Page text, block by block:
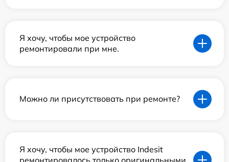
Я хочу, чтобы мое устройство
ремонтировали при мне.
Можно ли присутствовать при ремонте?
Я хочу, чтобы мое устройство Indesit
ремонтировалось только оригинальными